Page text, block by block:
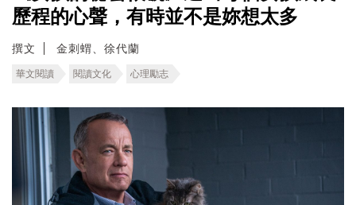
歷程的心聲，有時並不是妳想太多
撰文 金刺蝟、徐代蘭
華文閱讀 閱讀文化 心理勵志